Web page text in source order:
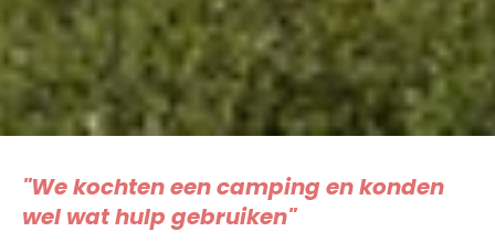
"We kochten een camping en konden
wel wat hulp gebruiken"